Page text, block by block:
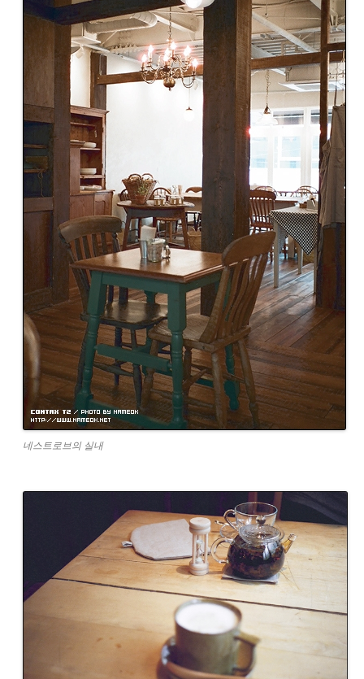
네스트로브의 실내